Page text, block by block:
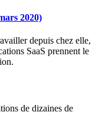
2020)
depuis chez elle,
SaaS prennent le
de dizaines de